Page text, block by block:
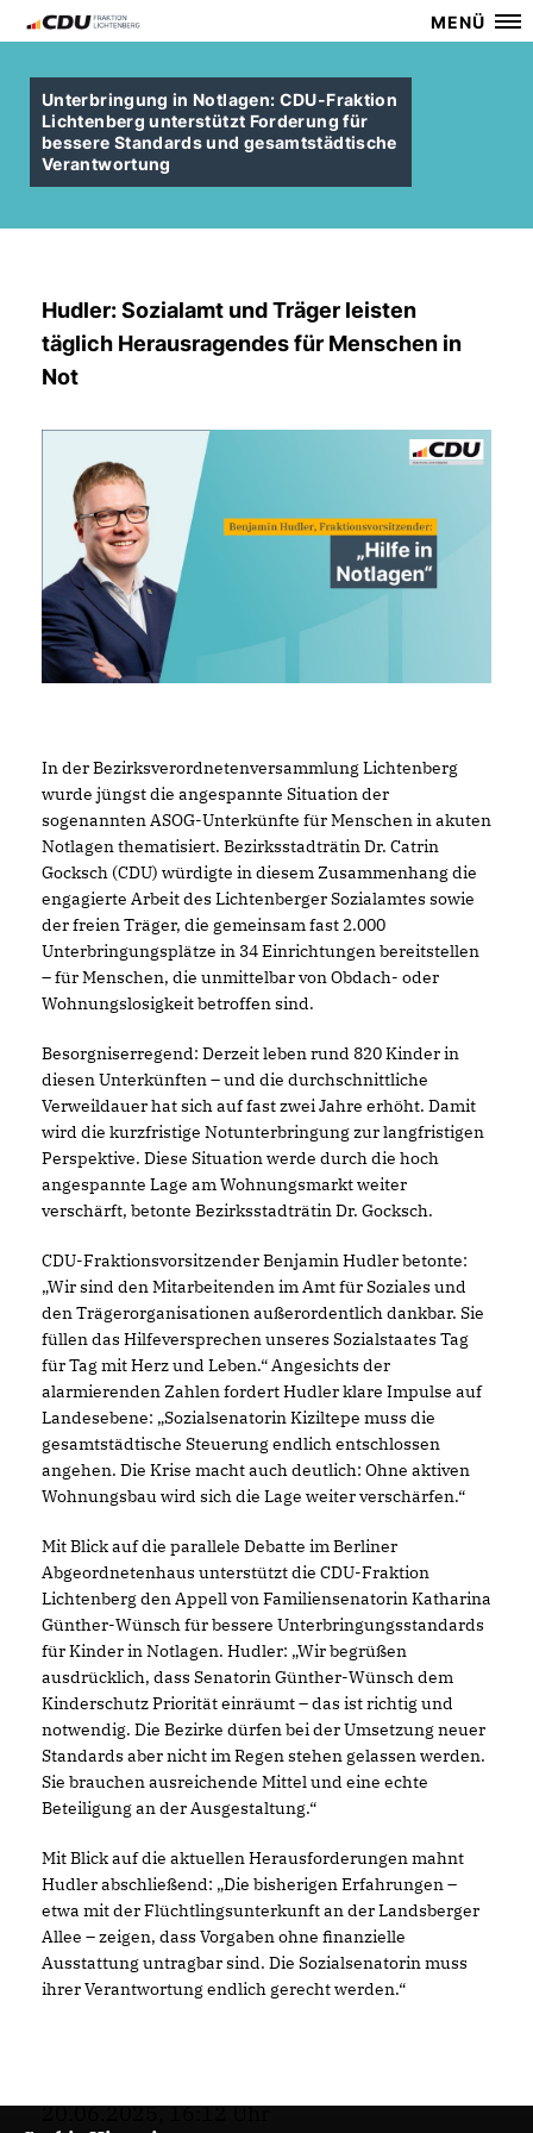
MENÜ
Unterbringung in Notlagen: CDU-Fraktion
Lichtenberg unterstützt Forderung für
bessere Standards und gesamtstädtische
Verantwortung
Hudler: Sozialamt und Träger leisten
täglich Herausragendes für Menschen in
Not
In der Bezirksverordnetenversammlung Lichtenberg
wurde jüngst die angespannte Situation der
sogenannten ASOG-Unterkünfte für Menschen in akuten
Notlagen thematisiert. Bezirksstadträtin Dr. Catrin
Gocksch (CDU) würdigte in diesem Zusammenhang die
engagierte Arbeit des Lichtenberger Sozialamtes sowie
der freien Träger, die gemeinsam fast 2.000
Unterbringungsplätze in 34 Einrichtungen bereitstellen
– für Menschen, die unmittelbar von Obdach- oder
Wohnungslosigkeit betroffen sind.
Besorgniserregend: Derzeit leben rund 820 Kinder in
diesen Unterkünften – und die durchschnittliche
Verweildauer hat sich auf fast zwei Jahre erhöht. Damit
wird die kurzfristige Notunterbringung zur langfristigen
Perspektive. Diese Situation werde durch die hoch
angespannte Lage am Wohnungsmarkt weiter
verschärft, betonte Bezirksstadträtin Dr. Gocksch.
CDU-Fraktionsvorsitzender Benjamin Hudler betonte:
Wir sind den Mitarbeitenden im Amt für Soziales und
den Trägerorganisationen außerordentlich dankbar. Sie
füllen das Hilfeversprechen unseres Sozialstaates Tag
für Tag mit Herz und Leben.“ Angesichts der
alarmierenden Zahlen fordert Hudler klare Impulse auf
Landesebene: „Sozialsenatorin Kiziltepe muss die
gesamtstädtische Steuerung endlich entschlossen
angehen. Die Krise macht auch deutlich: Ohne aktiven
Wohnungsbau wird sich die Lage weiter verschärfen.“
Mit Blick auf die parallele Debatte im Berliner
Abgeordnetenhaus unterstützt die CDU-Fraktion
Lichtenberg den Appell von Familiensenatorin Katharina
Günther-Wünsch für bessere Unterbringungsstandards
für Kinder in Notlagen. Hudler: „Wir begrüßen
ausdrücklich, dass Senatorin Günther-Wünsch dem
Kinderschutz Priorität einräumt – das ist richtig und
notwendig. Die Bezirke dürfen bei der Umsetzung neuer
Standards aber nicht im Regen stehen gelassen werden.
Sie brauchen ausreichende Mittel und eine echte
Beteiligung an der Ausgestaltung.“
Mit Blick auf die aktuellen Herausforderungen mahnt
Hudler abschließend: „Die bisherigen Erfahrungen –
etwa mit der Flüchtlingsunterkunft an der Landsberger
Allee – zeigen, dass Vorgaben ohne finanzielle
Ausstattung untragbar sind. Die Sozialsenatorin muss
ihrer Verantwortung endlich gerecht werden.“
20.06.2025, 16:12 Uhr